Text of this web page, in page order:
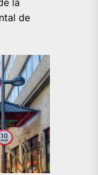
la
de